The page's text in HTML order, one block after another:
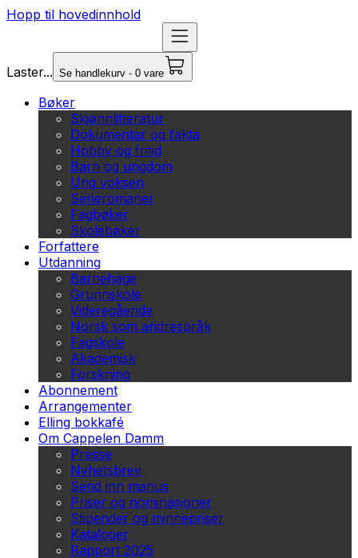
Hopp til hovedinnhold
Laster... Se handlekurv - 0 vare
Bøker
Skjønnlitteratur
Dokumentar og fakta
Hobby og fritid
Barn og ungdom
Ung voksen
Serieromaner
Fagbøker
Skolebøker
Forfattere
Utdanning
Barnehage
Grunnskole
Videregående
Norsk som andrespråk
Fagskole
Akademisk
Forskning
Abonnement
Arrangementer
Elling bokkafé
Om Cappelen Damm
Presse
Nyhetsbrev
Send inn manus
Priser og nominasjoner
Stipender og minnepriser
Kataloger
Rapport 2025